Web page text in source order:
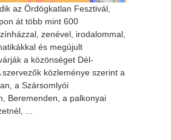
az Ördögkatlan Fesztivál,
át több mint 600
zenével, irodalommal,
és megújult
a közönséget Dél-
szervezők közleménye szerint a
a Szársomlyói
Beremenden, a palkonyai
...